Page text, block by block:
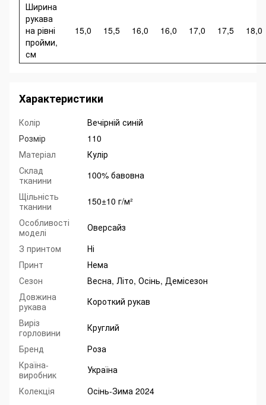
Ширина
рукава
на рівні
пройми,
см
15,0 15,5 16,0 16,0 17,0 17,5 18,0
Характеристики
Колір
Вечірній синій
Розмір
110
Матеріал
Кулір
Склад
тканини
100% бавовна
Щільність
тканини
150±10 г/м²
Особливості
моделі
Оверсайз
З принтом
Ні
Принт
Нема
Сезон
Весна, Літо, Осінь, Демісезон
Довжина
рукава
Короткий рукав
Виріз
горловини
Круглий
Бренд
Роза
Країна-
виробник
Україна
Колекція
Осінь-Зима 2024